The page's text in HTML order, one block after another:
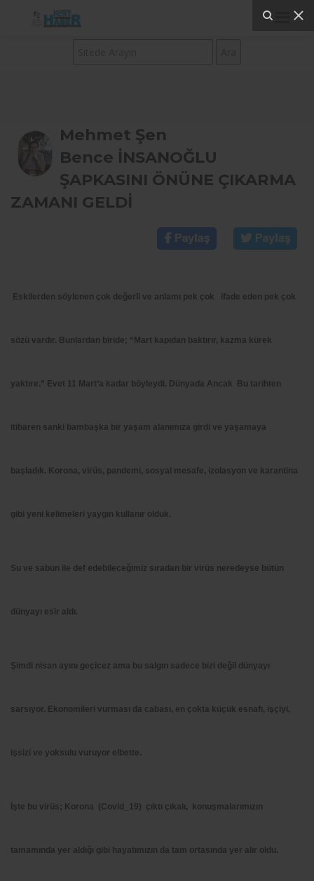
Mehmet Şen
Bence İNSANOĞLU
ŞAPKASINI ÖNÜNE ÇIKARMA
ZAMANI GELDİ 
Eskilerden söylenen çok değerli ve anlamı pek çok ifade eden pek çok
sözü vardır. Bunlardan biride; “Mart kapıdan baktırır, kazma kürek
yaktırır.” Evet 11 Mart’a kadar böyleydi. Dünyada Ancak Bu tarihten
itibaren sanki bambaşka bir yaşam alanımıza girdi ve yaşamaya
başladık. Korona, virüs, pandemi, sosyal mesafe, izolasyon ve karantina
gibi yeni kelimeleri yaygın kullanır olduk.
Su ve sabun ile def edebileceğimiz sıradan bir virüs neredeyse bütün
dünyayı esir aldı.
Şimdi nisan ayını geçicez ama bu salgın sadece bizi değil dünyayı
sarsıyor. Ekonomileri vurması da cabası, en çokta küçük esnafı, işçiyi,
işsizi ve yoksulu vuruyor elbette.
İşte bu virüs; Korona (Covid_19) çıktı çıkalı, konuşmalarımızın
tamamında yer aldığı gibi hayatımızın da tam ortasında yer alır oldu.